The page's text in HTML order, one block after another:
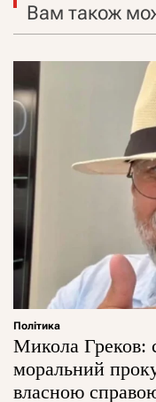
Вам також
Політика
Микола Греков:
моральний
власною